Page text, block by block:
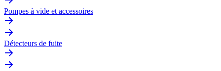
Pompes à vide et accessoires
Détecteurs de fuite